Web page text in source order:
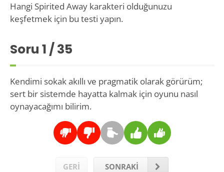
Hangi Spirited Away karakteri olduğunuzu
keşfetmek için bu testi yapın.
Soru 1 / 35
Kendimi sokak akıllı ve pragmatik olarak görürüm;
sert bir sistemde hayatta kalmak için oyunu nasıl
oynayacağımı bilirim.
GERİ SONRAKİ